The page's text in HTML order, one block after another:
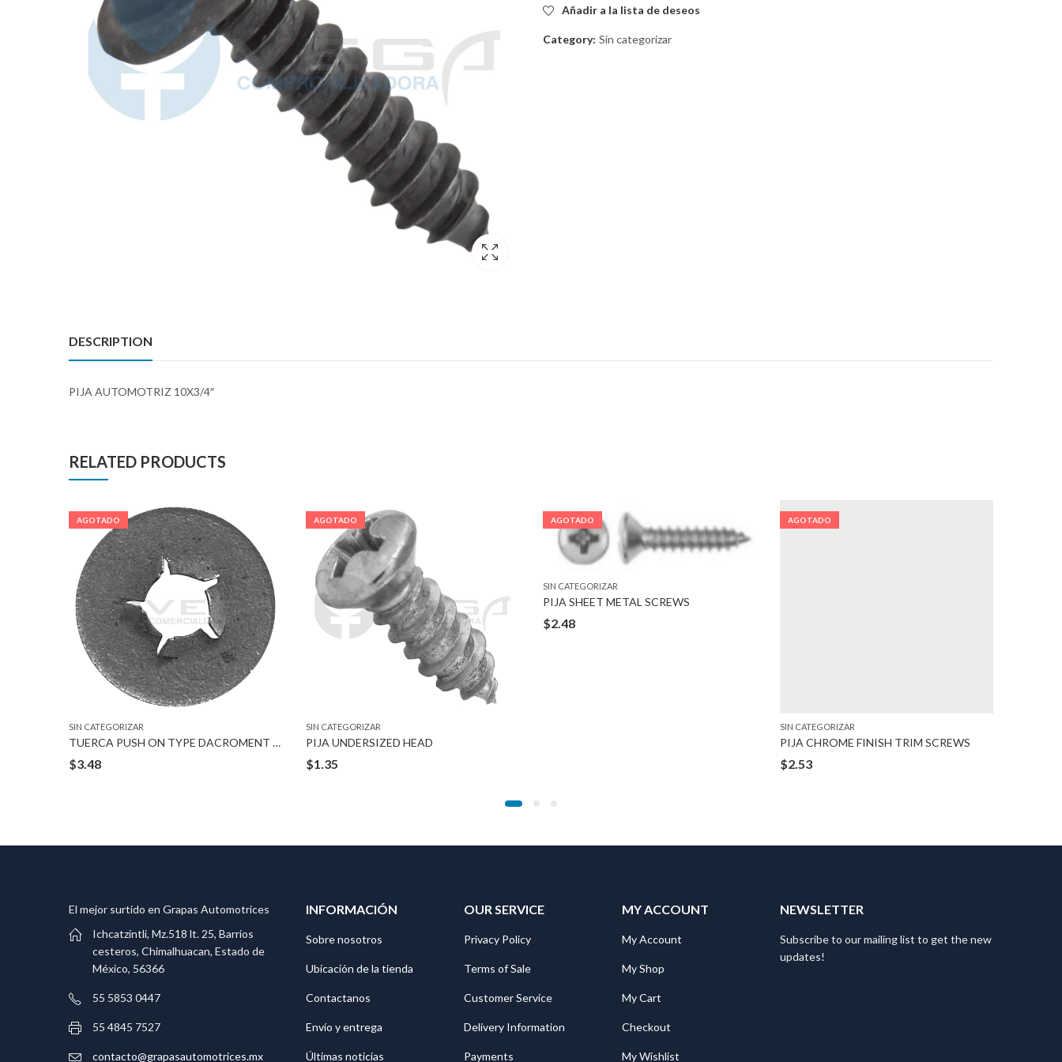
Añadir a la lista de deseos
Category: Sin categorizar
DESCRIPTION
PIJA AUTOMOTRIZ 10X3/4″
RELATED PRODUCTS
AGOTADO
SIN CATEGORIZAR
TUERCA PUSH ON TYPE DACROMENT 8-1.25 MM
$3.48
AGOTADO
SIN CATEGORIZAR
PIJA UNDERSIZED HEAD
$1.35
AGOTADO
SIN CATEGORIZAR
PIJA SHEET METAL SCREWS
$2.48
AGOTADO
SIN CATEGORIZAR
PIJA CHROME FINISH TRIM SCREWS
$2.53
El mejor surtido en Grapas Automotrices
Ichcatzintli, Mz.518 lt. 25, Barrios
cesteros, Chimalhuacan, Estado de
México, 56366
55 5853 0447
55 4845 7527
contacto@grapasautomotrices.mx
INFORMACIÓN
Sobre nosotros
Ubicación de la tienda
Contactanos
Envío y entrega
Últimas noticias
OUR SERVICE
Privacy Policy
Terms of Sale
Customer Service
Delivery Information
Payments
MY ACCOUNT
My Account
My Shop
My Cart
Checkout
My Wishlist
NEWSLETTER
Subscribe to our mailing list to get the new
updates!